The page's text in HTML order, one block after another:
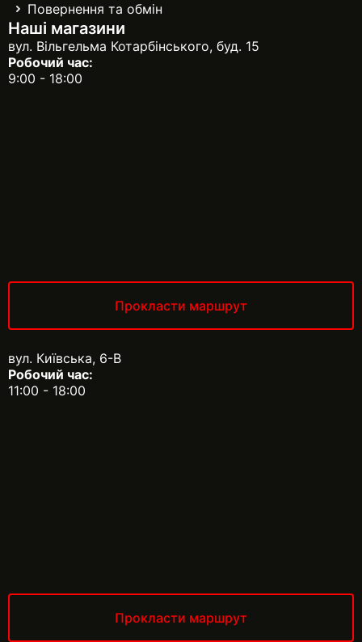
Повернення та обмін
Наші магазини
вул. Вільгельма Котарбінського, буд. 15
Робочий час:
9:00 - 18:00
Прокласти маршрут
вул. Київська, 6-В
Робочий час:
11:00 - 18:00
Прокласти маршрут